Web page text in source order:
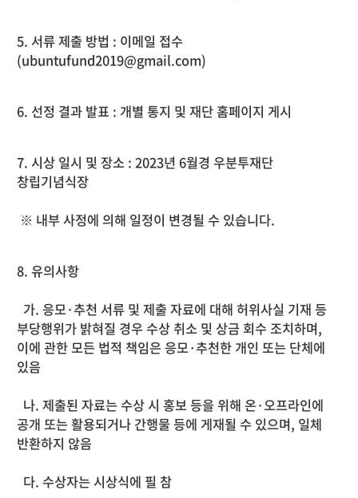
5. 서류 제출 방법 : 이메일 접수
(ubuntufund2019@gmail.com)
6. 선정 결과 발표 : 개별 통지 및 재단 홈페이지 게시
7. 시상 일시 및 장소 : 2023년 6월경 우분투재단
창립기념식장
※ 내부 사정에 의해 일정이 변경될 수 있습니다.
8. 유의사항
가. 응모·추천 서류 및 제출 자료에 대해 허위사실 기재 등
부당행위가 밝혀질 경우 수상 취소 및 상금 회수 조치하며,
이에 관한 모든 법적 책임은 응모·추천한 개인 또는 단체에
있음
나. 제출된 자료는 수상 시 홍보 등을 위해 온·오프라인에
공개 또는 활용되거나 간행물 등에 게재될 수 있으며, 일체
반환하지 않음
다. 수상자는 시상식에 필 참